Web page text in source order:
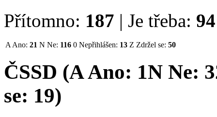
Přítomno: 187 | Je třeba: 94
A Ano: 21 N Ne: 116 0 Nepřihlášen: 13 Z Zdržel se: 50
ČSSD (AAno: 1N Ne:
se: 19)